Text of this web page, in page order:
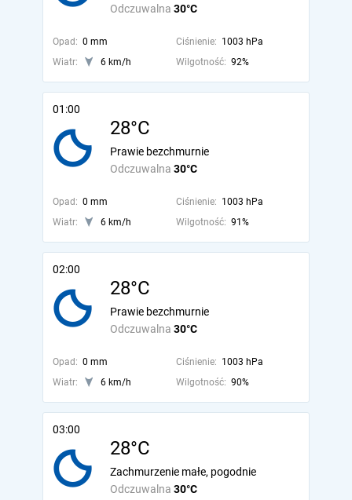
Odczuwalna 30°C
Opad: 0 mm Ciśnienie: 1003 hPa
Wiatr:
6 km/h Wilgotność: 92%
01:00
28°C
Odczuwalna 30°C
Prawie bezchmurnie
Opad: 0 mm Ciśnienie: 1003 hPa
Wiatr:
6 km/h Wilgotność: 91%
02:00
28°C
Odczuwalna 30°C
Prawie bezchmurnie
Opad: 0 mm Ciśnienie: 1003 hPa
Wiatr:
6 km/h Wilgotność: 90%
03:00
28°C
Odczuwalna 30°C
Zachmurzenie małe, pogodnie